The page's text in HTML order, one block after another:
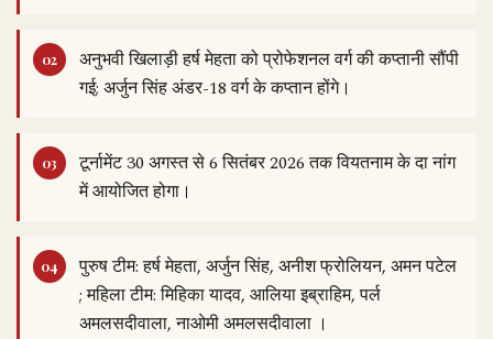
अनुभवी खिलाड़ी हर्ष मेहता को प्रोफेशनल वर्ग की कप्तानी सौंपी
गई; अर्जुन सिंह अंडर-18 वर्ग के कप्तान होंगे।
टूर्नामेंट 30 अगस्त से 6 सितंबर 2026 तक वियतनाम के दा नांग
में आयोजित होगा।
पुरुष टीम: हर्ष मेहता, अर्जुन सिंह, अनीश फ्रोलियन, अमन पटेल
; महिला टीम: मिहिका यादव, आलिया इब्राहिम, पर्ल
अमलसदीवाला, नाओमी अमलसदीवाला ।